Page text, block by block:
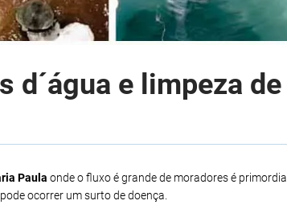
d´água e limpeza
Paula onde o fluxo é grande de moradores é
ocorrer um surto de doença.